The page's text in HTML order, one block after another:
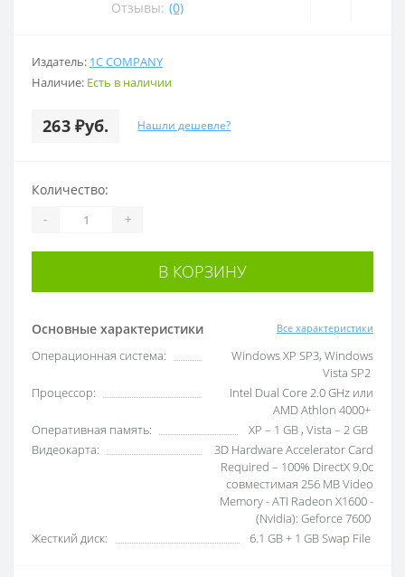
Отзывы: (0)
Издатель: 1C COMPANY
Наличие: Есть в наличии
263 ₽уб. Нашли дешевле?
Основные характеристики Все характеристики
Операционная система:
Windows XP SP3, Windows
Vista SP2
Процессор:
Intel Dual Core 2.0 GHz или
AMD Athlon 4000+
Оперативная память:
XP – 1 GB , Vista – 2 GB
Видеокарта:
3D Hardware Accelerator Card
Required – 100% DirectX 9.0c
совместимая 256 MB Video
Memory - ATI Radeon X1600 -
(Nvidia): Geforce 7600
Жесткий диск:
6.1 GB + 1 GB Swap File
Количество:
- +
В КОРЗИНУ